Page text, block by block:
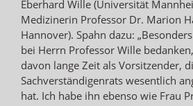
Eberhard Wille (Universität
Medizinerin Professor Dr. Marion
Hannover). Spahn dazu:
bei Herrn Professor Wille
davon lange Zeit als Vorsitzender,
Sachverständigenrats wesentlich
hat. Ich habe ihn ebenso wie Frau